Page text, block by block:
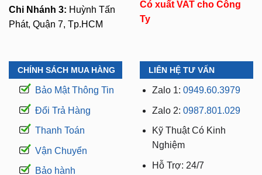
Chi Nhánh 3: Huỳnh Tấn
Phát, Quận 7, Tp.HCM
Có xuất VAT cho Công
Ty
CHÍNH SÁCH MUA HÀNG
Bảo Mật Thông Tin
Đổi Trả Hàng
Thanh Toán
Vận Chuyển
Bảo hành
LIÊN HỆ TƯ VẤN
Zalo 1: 0949.60.3979
Zalo 2: 0987.801.029
Kỹ Thuật Có Kinh
Nghiệm
Hỗ Trợ: 24/7